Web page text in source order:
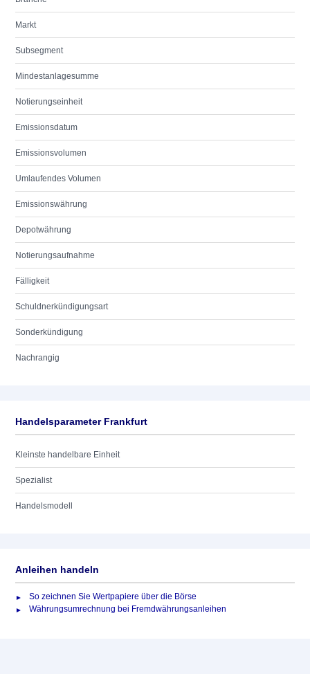
Markt
Subsegment
Mindestanlagesumme
Notierungseinheit
Emissionsdatum
Emissionsvolumen
Umlaufendes Volumen
Emissionswährung
Depotwährung
Notierungsaufnahme
Fälligkeit
Schuldnerkündigungsart
Sonderkündigung
Nachrangig
Handelsparameter Frankfurt
Kleinste handelbare Einheit
Spezialist
Handelsmodell
Anleihen handeln
So zeichnen Sie Wertpapiere über die Börse
Währungsumrechnung bei Fremdwährungsanleihen